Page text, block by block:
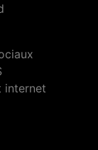
internet